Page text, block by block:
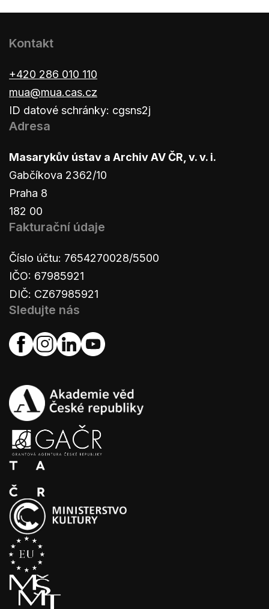
Kontakt
+420 286 010 110
mua@mua.cas.cz
ID datové schránky: cgsns2j
Adresa
Masarykův ústav a Archiv AV ČR, v. v. i.
Gabčíkova 2362/10
Praha 8
182 00
Fakturační údaje
Číslo účtu: 7654270028/5500
IČO: 67985921
DIČ: CZ67985921
Sledujte nás